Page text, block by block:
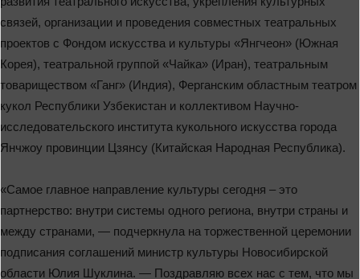
связей, организации и проведения совместных театральных
проектов с Фондом искусства и культуры «Янгчеон» (Южная
Корея), театральной группой «Чайка» (Иран), театральным
товариществом «Ганг» (Индия), Ферганским областным театром
кукол Республики Узбекистан и коллективом Научно-
исследовательского института кукольного искусства города
Янчжоу провинции Цзянсу (Китайская Народная Республика).
«Самое главное направление культуры сегодня ‒ это
партнерство: внутри системы одного региона, внутри страны и
между странами, — подчеркнула на торжественной церемонии
подписания соглашений министр культуры Новосибирской
области Юлия Шуклина. — Поздравляю всех нас с тем, что мы